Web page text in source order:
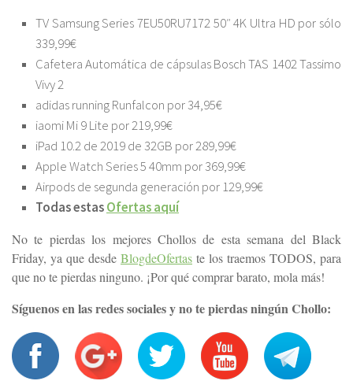
TV Samsung Series 7EU50RU7172 50″ 4K Ultra HD por sólo
339,99€
Cafetera Automática de cápsulas Bosch TAS 1402 Tassimo
Vivy 2
adidas running Runfalcon por 34,95€
iaomi Mi 9 Lite por 219,99€
iPad 10.2 de 2019 de 32GB por 289,99€
Apple Watch Series 5 40mm por 369,99€
Airpods de segunda generación por 129,99€
Todas estasOfertas aquí
No te pierdas los mejores Chollos de esta semana del Black
Friday, ya que desde BlogdeOfertas te los traemos TODOS, para
que no te pierdas ninguno. ¡Por qué comprar barato, mola más!
Síguenos en las redes sociales y no te pierdas ningún Chollo: